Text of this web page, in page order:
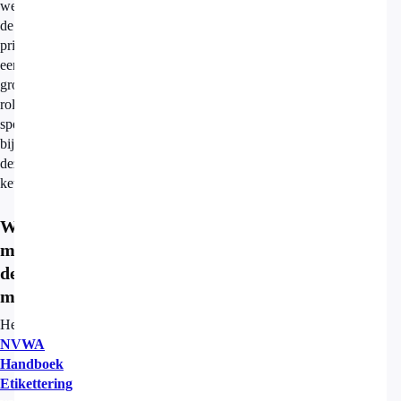
werkelijkheid
de
prijs
een
grotere
rol
speelt
bij
deze
keuze.
Waarom
mag
deze
misleiding?
Het
NVWA
Handboek
Etikettering